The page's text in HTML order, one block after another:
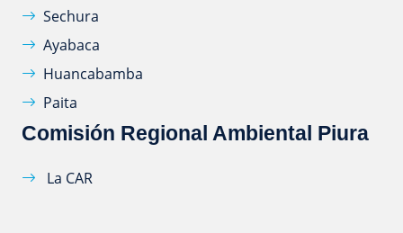
Sechura
Ayabaca
Huancabamba
Paita
Comisión Regional Ambiental Piura
La CAR